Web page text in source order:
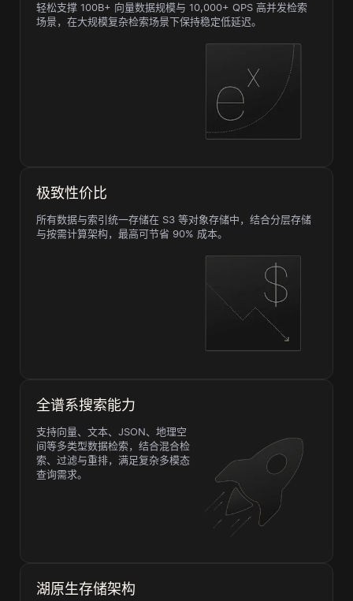
轻松支撑 100B+ 向量数据规模与 10,000+ QPS 高并发检索
场景，在大规模复杂检索场景下保持稳定低延迟。
极致性价比
所有数据与索引统一存储在 S3 等对象存储中，结合分层存储
与按需计算架构，最高可节省 90% 成本。
全谱系搜索能力
支持向量、文本、JSON、地理空
间等多类型数据检索，结合混合检
索、过滤与重排，满足复杂多模态
查询需求。
湖原生存储架构